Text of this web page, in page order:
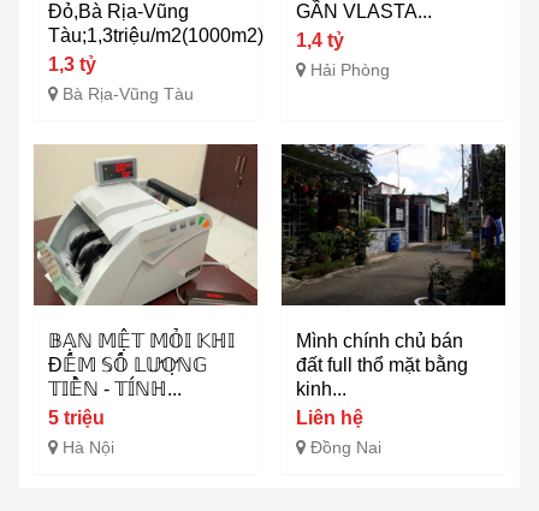
Đỏ,Bà Rịa-Vũng
Tàu;1,3triệu/m2(1000m2)
1,3 tỷ
Bà Rịa-Vũng Tàu
GẦN VLASTA...
1,4 tỷ
Hải Phòng
𝔹𝔸̣ℕ 𝕄𝔼̣̂𝕋 𝕄𝕆̉𝕀 𝕂ℍ𝕀
Đ𝔼̂́𝕄 𝕊𝕆̂́ 𝕃𝕌̛𝕆̛̣ℕ𝔾
𝕋𝕀𝔼̂̀ℕ - 𝕋𝕀́ℕℍ...
5 triệu
Hà Nội
Mình chính chủ bán
đất full thổ mặt bằng
kinh...
Liên hệ
Đồng Nai